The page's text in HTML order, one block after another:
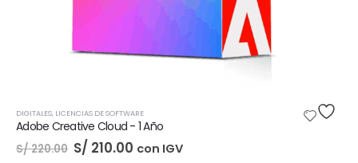
DIGITALES, LICENCIAS DE SOFTWARE
Adobe Creative Cloud - 1 Año
S/220.00 El
S/ 210.00Elcon IGV